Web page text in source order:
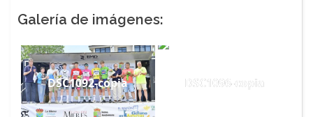
Galería de imágenes:
DSC1092-copia DSC1096-copia